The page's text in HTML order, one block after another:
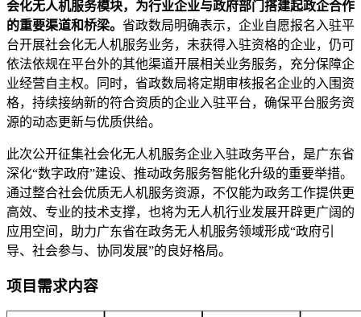
会化无人机服务模块，为行业企业与政府部门搭建起政企合作
的重要渠道和桥梁。 省政数局明确表示，企业自愿报名入驻平
台开展社会化无人机服务业务，未获得入驻资格的企业，仍可
依法依规在平台外的其他渠道开展相关业务服务，充分保障企
业经营自主权。同时，省政数局将定期审核报名企业的入围资
格，持续接纳新的符合资质的企业入驻平台，确保平台服务资
源的动态更新与优质供给。
此次公开征集社会化无人机服务企业入驻政务平台，是广东省
深化“数字政府”建设、推动政务服务智能化升级的重要举措。
通过整合社会优质无人机服务资源，不仅能为政务工作提供更
高效、专业的技术支撑，也将为无人机行业发展开辟更广阔的
应用空间，助力广东省在政务无人机服务领域形成“政府引
导、社会参与、协同发展”的良好格局。
项目需求内容